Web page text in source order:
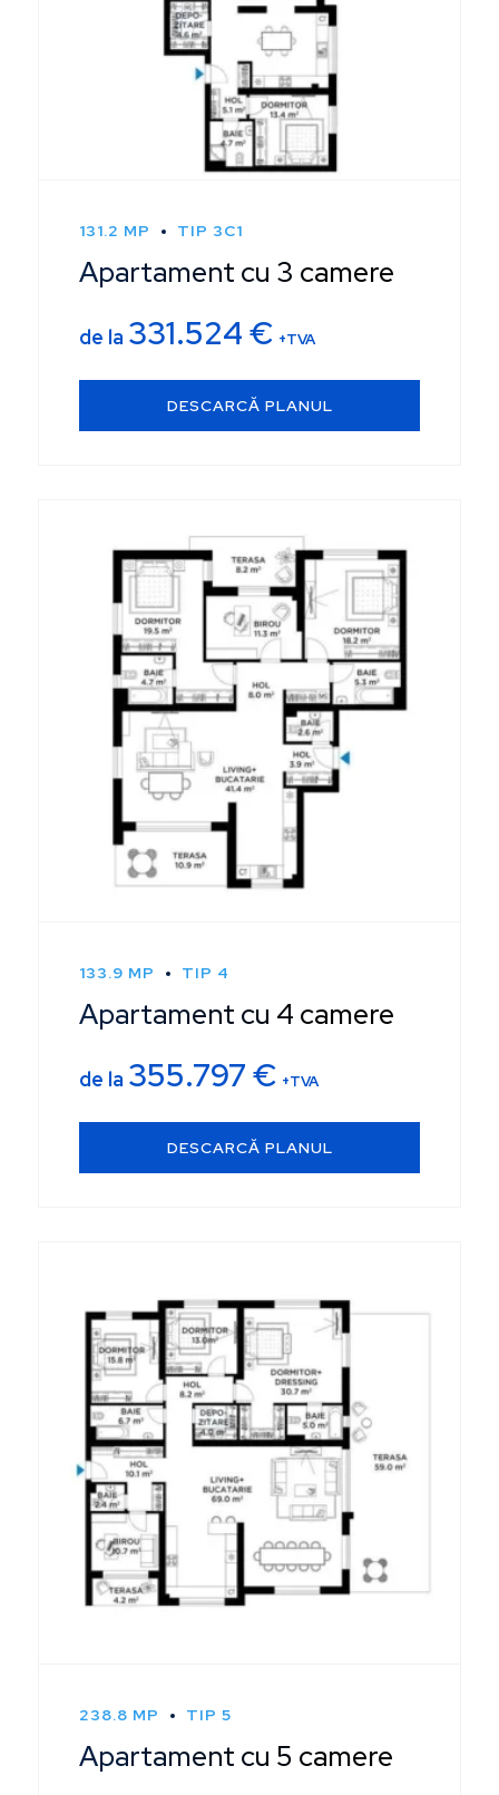
131.2 MP TIP 3C1
Apartament cu 3 camere
de la 331.524€ +TVA
DESCARCĂ PLANUL
133.9 MP TIP 4
Apartament cu 4 camere
de la 355.797€ +TVA
DESCARCĂ PLANUL
238.8 MP TIP 5
Apartament cu 5 camere